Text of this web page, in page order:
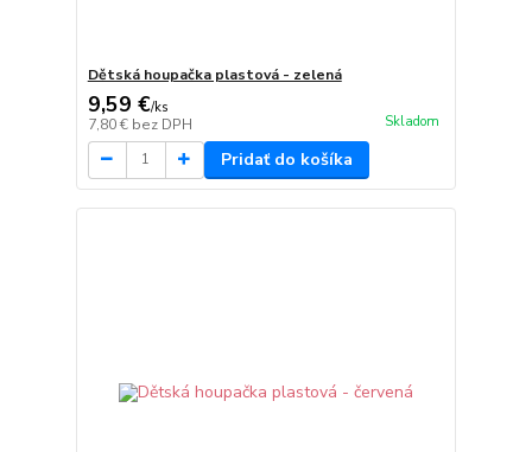
Dětská houpačka plastová - zelená
9,59 €/ks
7,80 € bez DPH Skladom
Pridať do košíka